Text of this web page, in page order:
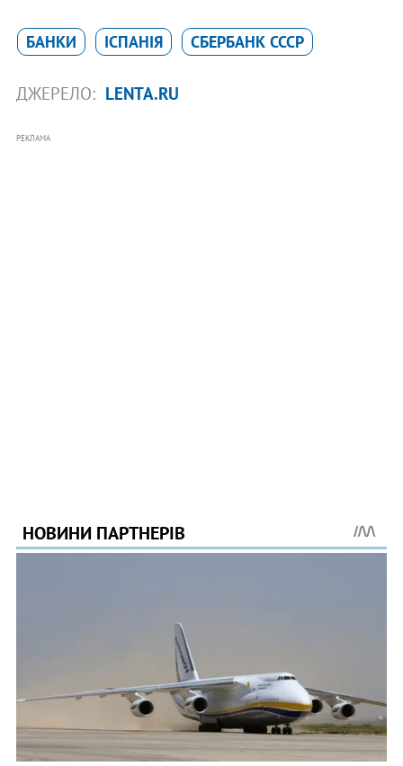
БАНКИ ІСПАНІЯ СБЕРБАНК СССР
ДЖЕРЕЛО: LENTA.RU
РЕКЛАМА